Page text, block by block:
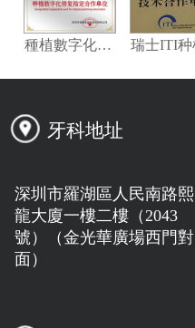
牙科地址
深圳市羅湖區人民南路熙
龍大廈一樓二樓（2043
號）（金光華廣場西門對
面）